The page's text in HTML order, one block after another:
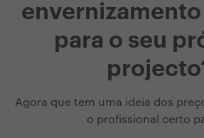
envernizamento
para o seu
Agora que tem uma ideia dos
o profissional certo